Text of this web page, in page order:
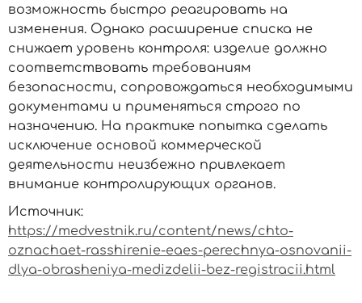
возможность быстро реагировать на
изменения. Однако расширение списка не
снижает уровень контроля: изделие должно
соответствовать требованиям
безопасности, сопровождаться необходимыми
документами и применяться строго по
назначению. На практике попытка сделать
исключение основой коммерческой
деятельности неизбежно привлекает
внимание контролирующих органов.
Источник:
https://medvestnik.ru/content/news/chto-
oznachaet-rasshirenie-eaes-perechnya-osnovanii-
dlya-obrasheniya-medizdelii-bez-registracii.html